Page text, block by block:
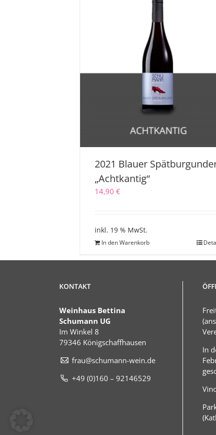
2021 Blauer
„Achtkantig“
14,90€
inkl. 19 % MwSt.
In den Warenkorb
KONTAKT
Weinhaus Bettina
Schumann UG
Im Winkel 8
79346 Königschaffhausen
frau@schumann-wein.de
+49 (0)160 – 92146529
In